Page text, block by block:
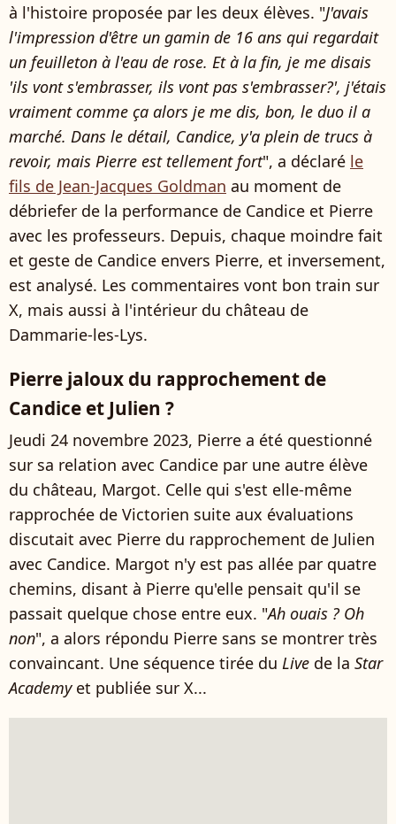
à l'histoire proposée par les deux élèves. "J'avais
l'impression d'être un gamin de 16 ans qui regardait
un feuilleton à l'eau de rose. Et à la fin, je me disais
'ils vont s'embrasser, ils vont pas s'embrasser?', j'étais
vraiment comme ça alors je me dis, bon, le duo il a
marché. Dans le détail, Candice, y'a plein de trucs à
revoir, mais Pierre est tellement fort", a déclaré le
fils de Jean-Jacques Goldman au moment de
débriefer de la performance de Candice et Pierre
avec les professeurs. Depuis, chaque moindre fait
et geste de Candice envers Pierre, et inversement,
est analysé. Les commentaires vont bon train sur
X, mais aussi à l'intérieur du château de
Dammarie-les-Lys.
Pierre jaloux du rapprochement de
Candice et Julien ?
Jeudi 24 novembre 2023, Pierre a été questionné
sur sa relation avec Candice par une autre élève
du château, Margot. Celle qui s'est elle-même
rapprochée de Victorien suite aux évaluations
discutait avec Pierre du rapprochement de Julien
avec Candice. Margot n'y est pas allée par quatre
chemins, disant à Pierre qu'elle pensait qu'il se
passait quelque chose entre eux. "Ah ouais ? Oh
non", a alors répondu Pierre sans se montrer très
convaincant. Une séquence tirée du Live de la Star
Academyet publiée sur X...